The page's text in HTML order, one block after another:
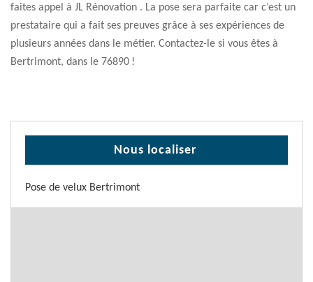
faites appel à JL Rénovation . La pose sera parfaite car c’est un
prestataire qui a fait ses preuves grâce à ses expériences de
plusieurs années dans le métier. Contactez-le si vous êtes à
Bertrimont, dans le 76890 !
Nous localiser
Pose de velux Bertrimont